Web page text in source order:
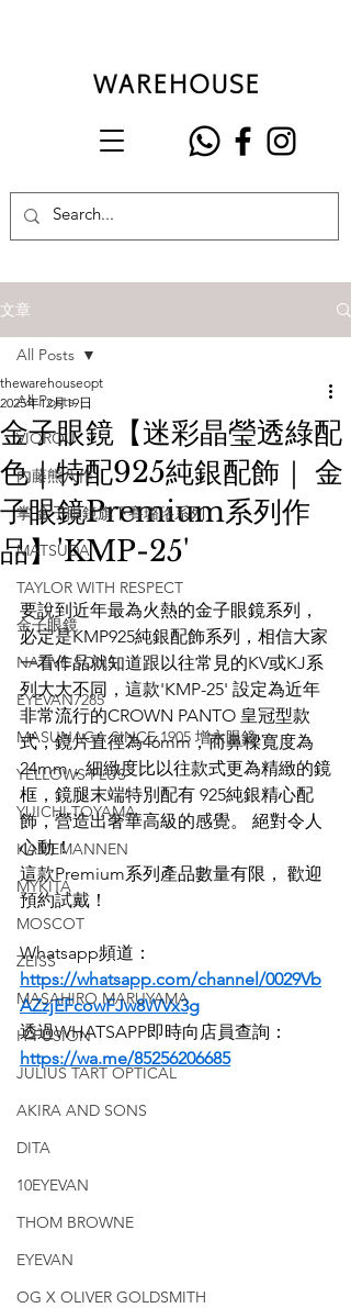
文章
All Posts
VIOROU
內藤熊八作
掌 金子眼鏡旗下賽璐珞系列
MATSUDA
TAYLOR WITH RESPECT
金子眼鏡
NATIVE SONS
EYEVAN7285
MASUNAGA SINCE 1905 增永眼鏡
YELLOWS PLUS
YUICHI TOYAMA
KAMEMANNEN
MYKITA
MOSCOT
ZEISS
MASAHIRO MARUYAMA
H-FUSION
JULIUS TART OPTICAL
AKIRA AND SONS
DITA
10EYEVAN
THOM BROWNE
EYEVAN
OG X OLIVER GOLDSMITH
All Posts
金子眼鏡【迷彩晶瑩透綠配
色｜特配925純銀配飾｜ 金
子眼鏡Premium系列作
品】'KMP-25'
thewarehouseopt
2025年12月19日
要說到近年最為火熱的金子眼鏡系列，
必定是KMP925純銀配飾系列，相信大家
一看作品就知道跟以往常見的KV或KJ系
列大大不同，這款'KMP-25' 設定為近年
非常流行的CROWN PANTO 皇冠型款
式，鏡片直徑為46mm，而鼻樑寬度為
24mm，細緻度比以往款式更為精緻的鏡
框，鏡腿末端特別配有 925純銀精心配
飾，營造出奢華高級的感覺。 絕對令人
心動！
這款Premium系列產品數量有限， 歡迎
預約試戴！
Whatsapp頻道：
https://whatsapp.com/channel/0029Vb
AZzjEFcowFJw8WVx3g
透過WHATSAPP即時向店員查詢：
https://wa.me/85256206685